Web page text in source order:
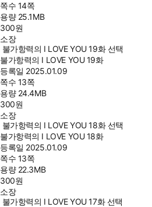
쪽수 14쪽
용량 25.1MB
300원
소장
불가항력의 I LOVE YOU 19화 선택
불가항력의 I LOVE YOU 19화
등록일 2025.01.09
쪽수 13쪽
용량 24.4MB
300원
소장
불가항력의 I LOVE YOU 18화 선택
불가항력의 I LOVE YOU 18화
등록일 2025.01.09
쪽수 13쪽
용량 22.3MB
300원
소장
불가항력의 I LOVE YOU 17화 선택